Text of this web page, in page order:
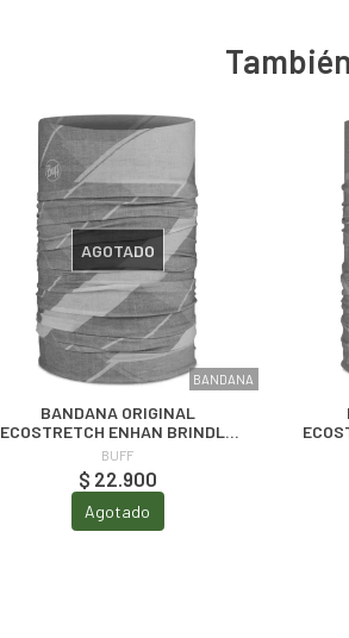
BANDANA
AGOTADO
BANDANA ORIGINAL
ECOSTRETCH ENHAN BRINDLE
BROWN
BUFF
$ 22.900
Agotado